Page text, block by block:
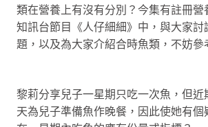
類在營養上有沒有分別？今集有註冊
知訊台節目《人仔細細》中，與大家討
題，以及為大家介紹合時魚類，不妨參
黎莉分享兒子一星期只吃一次魚，但
天為兒子準備魚作晚餐，因此使她有個